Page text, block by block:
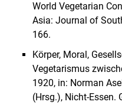
World Vegetarian
Asia: Journal of
166.
Körper, Moral,
Vegetarismus
1920, in: Norman
(Hrsg.), Nicht-Essen.